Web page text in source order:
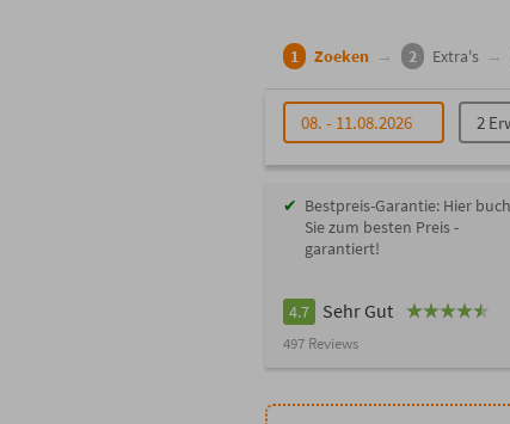
1 Zoeken → 2 Extra's →
08. - 11.08.2026 2
Bestpreis-Garantie: Hier
Sie zum besten Preis -
garantiert!
4.7 Sehr Gut
497 Reviews